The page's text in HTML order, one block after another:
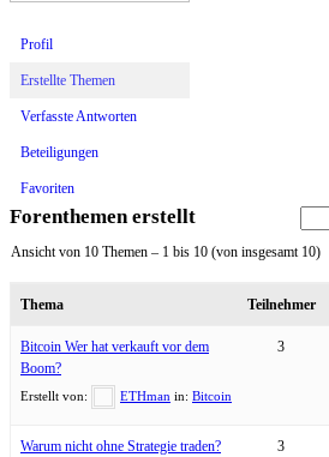
Profil
Erstellte Themen
Verfasste Antworten
Beteiligungen
Favoriten
Forenthemen erstellt
Ansicht von 10 Themen – 1 bis 10 (von insgesamt 10)
Thema Teilnehmer
Bitcoin Wer hat verkauft vor dem
Boom?
Erstellt von: ETHman in: Bitcoin
3
Warum nicht ohne Strategie traden? 3